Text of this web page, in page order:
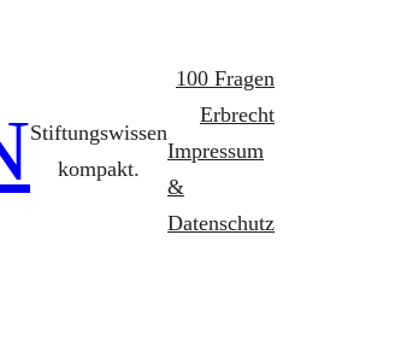
Stiftungswissen
kompakt.
100 Fragen
Erbrecht
Impressum
&
Datenschutz